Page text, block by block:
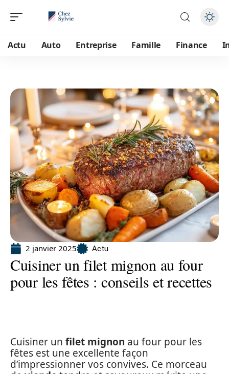
Actu Auto Entreprise Famille Finance
2 janvier 2025 Actu
Cuisiner un filet mignon au four
pour les fêtes : conseils et recettes
Cuisiner un filet mignon au four pour les
fêtes est une excellente façon
d’impressionner vos convives. Ce morceau